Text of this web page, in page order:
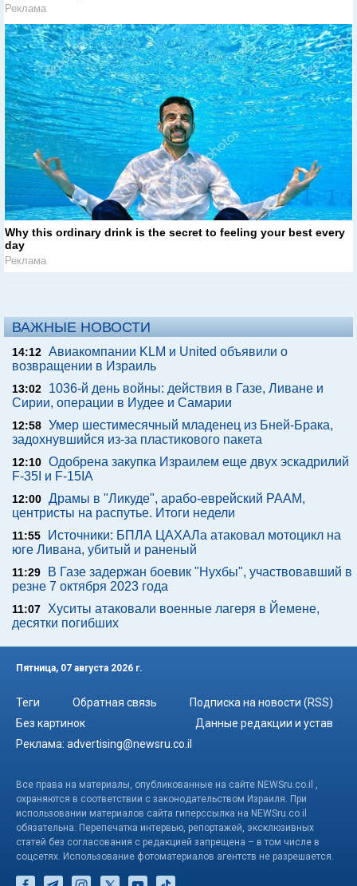
Реклама
Why this ordinary drink is the secret to feeling your best every
day
Реклама
ВАЖНЫЕ НОВОСТИ
14:12 Авиакомпании KLM и United объявили о
возвращении в Израиль
13:02
1036-й день войны: действия в Газе, Ливане и
Сирии, операции в Иудее и Самарии
12:58 Умер шестимесячный младенец из Бней-Брака,
задохнувшийся из-за пластикового пакета
12:10 Одобрена закупка Израилем еще двух эскадрилий
F-35I и F-15IA
12:00 Драмы в "Ликуде", арабо-еврейский РААМ,
центристы на распутье. Итоги недели
11:55
Источники: БПЛА ЦАХАЛа атаковал мотоцикл на
юге Ливана, убитый и раненый
11:29
В Газе задержан боевик "Нухбы", участвовавший в
резне 7 октября 2023 года
11:07 Хуситы атаковали военные лагеря в Йемене,
десятки погибших
Пятница, 07 августа 2026 г.
Теги Обратная связь
Подписка на новости (RSS)
Без картинок
Данные редакции и устав
Реклама: advertising@newsru.co.il
Все права на материалы, опубликованные на сайте NEWSru.co.il ,
охраняются в соответствии с законодательством Израиля. При
использовании материалов сайта гиперссылка на NEWSru.co.il
обязательна. Перепечатка интервью, репортажей, эксклюзивных
статей без согласования с редакцией запрещена – в том числе в
соцсетях. Использование фотоматериалов агентств не разрешается.